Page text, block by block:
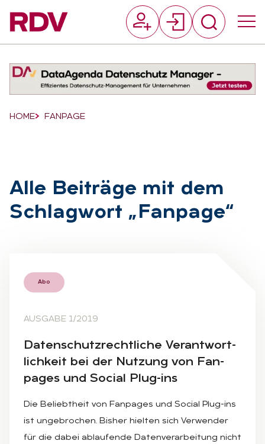
Breadcrumb-Navigation
HOME FANPAGE
Alle Bei­trä­ge mit dem
Schlag­wort „Fan­page“
Abo
AUSGABE 1/2019
Da­ten­schutz­recht­li­che Ver­ant­wort­
lich­keit bei der Nut­zung von Fan­
pages und So­ci­al Plug-ins
Die Beliebtheit von Fanpages und Social Plug-ins
ist ungebrochen. Bisher hielten sich Verwender
für die dabei ablaufende Datenverarbeitung nicht